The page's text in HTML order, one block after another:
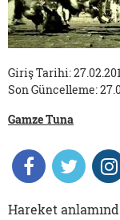
Giriş Tarihi:
Son Güncelleme:
Gamze Tuna
Hareket